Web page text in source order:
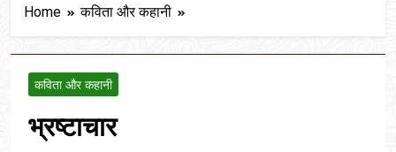
Home कविता और कहानी
कविता और कहानी
भ्रष्टाचार